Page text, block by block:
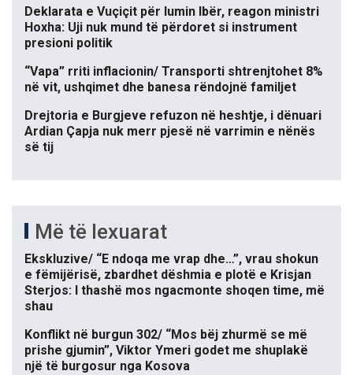
Deklarata e Vuçiçit për lumin Ibër, reagon ministri
Hoxha: Uji nuk mund të përdoret si instrument
presioni politik
“Vapa” rriti inflacionin/ Transporti shtrenjtohet 8%
në vit, ushqimet dhe banesa rëndojnë familjet
Drejtoria e Burgjeve refuzon në heshtje, i dënuari
Ardian Çapja nuk merr pjesë në varrimin e nënës
së tij
Më të lexuarat
Ekskluzive/ “E ndoqa me vrap dhe…”, vrau shokun
e fëmijërisë, zbardhet dëshmia e plotë e Krisjan
Sterjos: I thashë mos ngacmonte shoqen time, më
shau
Konflikt në burgun 302/ “Mos bëj zhurmë se më
prishe gjumin”, Viktor Ymeri godet me shuplakë
një të burgosur nga Kosova